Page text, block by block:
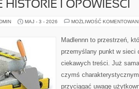
HISTORIE I OPOWIEŚCI
MAJ - 3 - 2026 MOŻLIWOŚĆ
Madlennn to przestrzeń,
przemyślany punkt w sieci
ciekawych treści. Już
czymś
przyciągać uwagę